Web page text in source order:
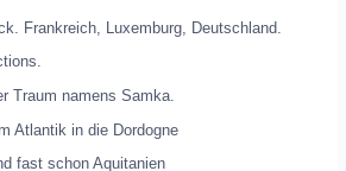
Frankreich, Luxemburg, Deutschland.
Traum namens Samka.
Atlantik in die Dordogne
fast schon Aquitanien